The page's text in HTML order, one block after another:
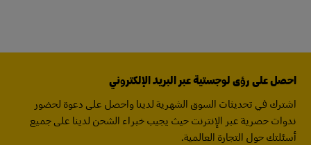
احصل على رؤى لوجستية عبر البريد الإلكتروني
اشترك في تحديثات السوق الشهرية لدينا واحصل على دعوة لحضور
ندوات حصرية عبر الإنترنت حيث يجيب خبراء الشحن لدينا على جميع
أسئلتك حول التجارة العالمية.